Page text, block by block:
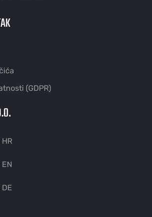
(GDPR)